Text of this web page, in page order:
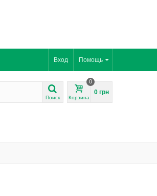
Помощь
Вход
Поиск Корзина
0
0 грн